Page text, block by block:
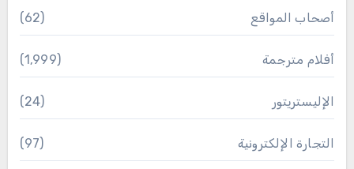
أصحاب المواقع (62)
أفلام مترجمة (1٬999)
الإليستريتور (24)
التجارة الإلكترونية (97)